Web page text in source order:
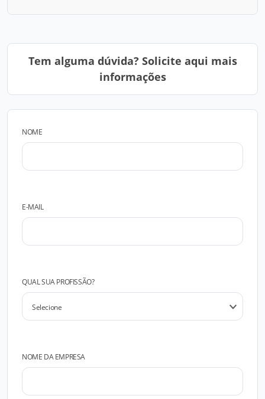
Tem alguma dúvida? Solicite aqui mais
informações
NOME
E-MAIL
QUAL SUA PROFISSÃO?
NOME DA EMPRESA